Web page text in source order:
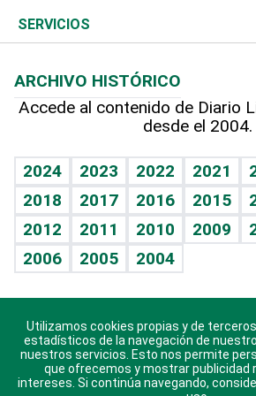
Resto del mundo
Economía personal
Podcast Arte Libre
Hablando con el pediatra
Vida y familia
Eñe
Celebrando la vida
Sin complejos
En pocas palabras
Escuchando al corazón
Economía Personal
Más deportes
Línea de hit
TBT Deportivo
Columnistas
Cambio climático
Opinión
Hecho en casa
Guía del dinero
SERVICIOS
Cumpleaños
Horóscopos
Crucigramas
ARCHIVO HISTÓRICO
Accede al contenido de Diario
desde el 2004.
2024 2023 2022 2021
2018
2017 2016 2015
2012
2011 2010 2009
2006
2005 2004
Descarga nuestras aplicaciones
sistema Huawei.
Utilizamos cookies propias y de
estadísticos de la navegación de
nuestros servicios. Esto nos permite
que ofrecemos y mostrar publicidad
intereses. Si continúa navegando,